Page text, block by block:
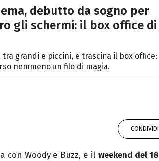
debutto da sogno per
gli schermi: il box office di
tra grandi e piccini, e trascina il box office:
nemmeno un filo di magia.
di libri e serie. Scrivo di
CONDIVIDI
con Woody e Buzz, e il weekend del